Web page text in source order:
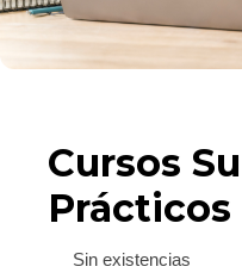
Campus Virtual
Cursos
Prácticos
Sin existencias